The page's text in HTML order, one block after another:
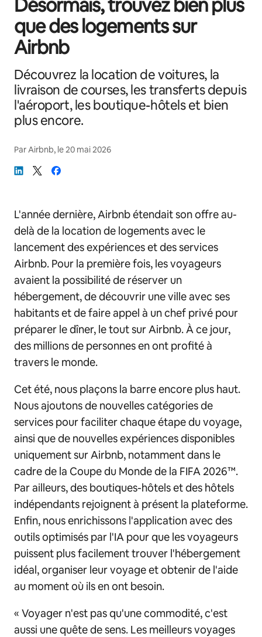
Désormais, trouvez bien plus
que des logements sur
Airbnb
Découvrez la location de voitures, la
livraison de courses, les transferts depuis
l'aéroport, les boutique-hôtels et bien
plus encore.
ParAirbnb, le20 mai 2026
L'année dernière, Airbnb étendait son offre au-
delà de la location de logements avec le
lancement des expériences et des services
Airbnb. Pour la première fois, les voyageurs
avaient la possibilité de réserver un
hébergement, de découvrir une ville avec ses
habitants et de faire appel à un chef privé pour
préparer le dîner, le tout sur Airbnb. À ce jour,
des millions de personnes en ont profité à
travers le monde.
Cet été, nous plaçons la barre encore plus haut.
Nous ajoutons de nouvelles catégories de
services pour faciliter chaque étape du voyage,
ainsi que de nouvelles expériences disponibles
uniquement sur Airbnb, notamment dans le
cadre de la Coupe du Monde de la FIFA 2026™.
Par ailleurs, des boutiques-hôtels et des hôtels
indépendants rejoignent à présent la plateforme.
Enfin, nous enrichissons l'application avec des
outils optimisés par l'IA pour que les voyageurs
puissent plus facilement trouver l'hébergement
idéal, organiser leur voyage et obtenir de l'aide
au moment où ils en ont besoin.
« Voyager n'est pas qu'une commodité, c'est
aussi une quête de sens. Les meilleurs voyages